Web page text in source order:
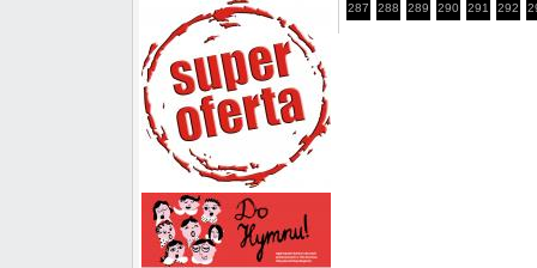
287 288 289 290 291 292